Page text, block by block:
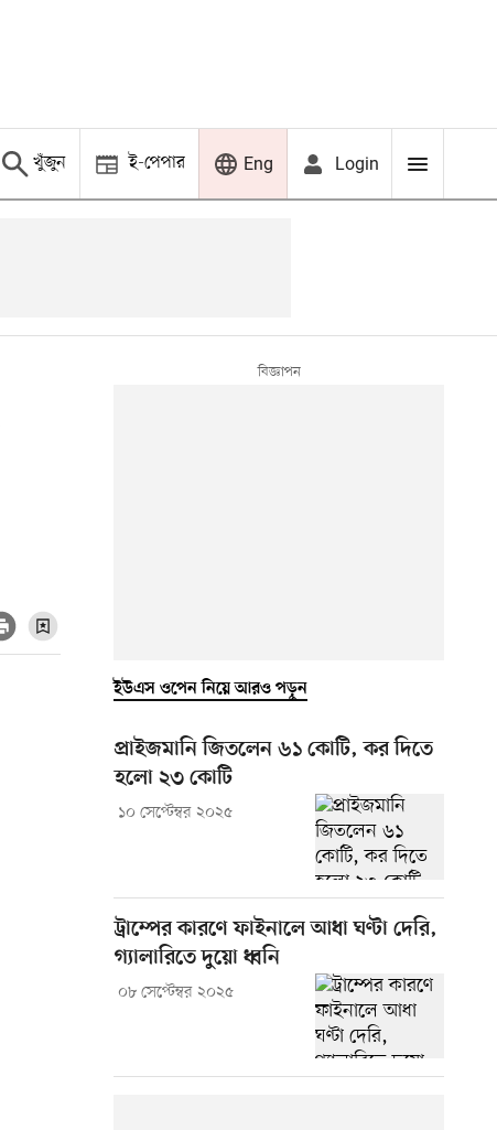
খুঁজুন ই-পেপার Eng Login
ইউএস ওপেন নিয়ে আরও পড়ুন
প্রাইজমানি জিতলেন ৬১ কোটি, কর দিতে
হলো ২৩ কোটি
১০ সেপ্টেম্বর ২০২৫
ট্রাম্পের কারণে ফাইনালে আধা ঘণ্টা দেরি,
গ্যালারিতে দুয়ো ধ্বনি
০৮ সেপ্টেম্বর ২০২৫